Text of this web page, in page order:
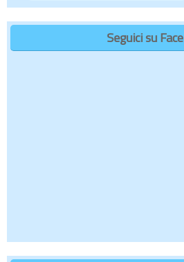
Seguici su